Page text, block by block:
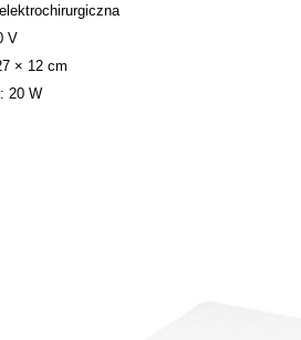
V
× 12 cm
20 W